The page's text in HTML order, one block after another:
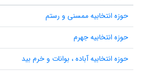
حوزه انتخابیه ممسنی و رستم
حوزه انتخابیه جهرم
حوزه انتخابیه آباده ، بوانات و خرم بید